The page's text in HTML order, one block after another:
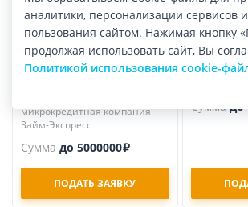
Займ-Экспресс
микрокредитная компания
Займ-Экспресс
Сумма до 5000000
ПОДАТЬ ЗАЯВКУ
Займер
Суммадо
аналитики, персонализации сервисов и
пользования сайтом. Нажимая кнопку
продолжая использовать сайт, Вы
Политикой использования cookie-